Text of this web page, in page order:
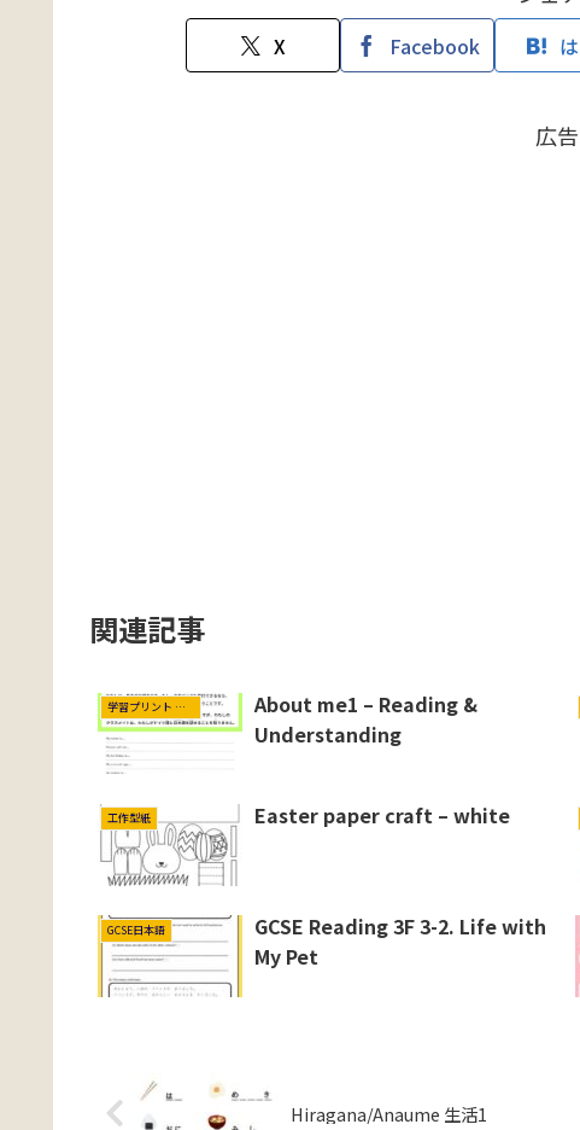
X Facebook
広
関連記事
学習プリント Worksheets
About me1 – Reading &
Understanding
工作型紙 Easter paper craft – white
GCSE日本語
GCSE Reading 3F 3-2. Life with
My Pet
Hiragana/Anaume 生活1